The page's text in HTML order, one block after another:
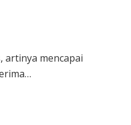
artinya mencapai